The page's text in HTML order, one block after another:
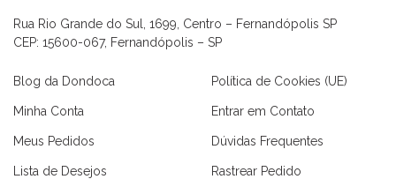
Rua Rio Grande do Sul, 1699, Centro – Fernandópolis SP
CEP: 15600-067, Fernandópolis – SP
Blog da Dondoca
Minha Conta
Meus Pedidos
Lista de Desejos
Política de Cookies (UE)
Entrar em Contato
Dúvidas Frequentes
Rastrear Pedido